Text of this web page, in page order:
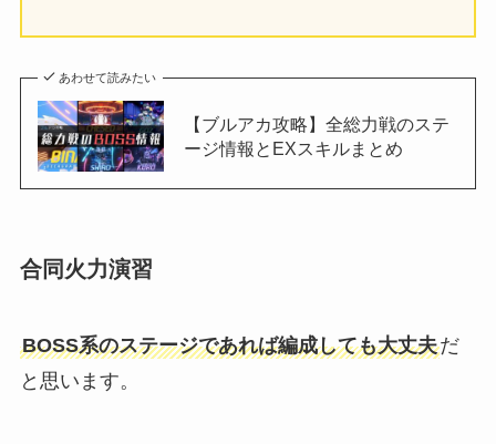
あわせて読みたい
【ブルアカ攻略】全総力戦のステ
ージ情報とEXスキルまとめ
合同火力演習
BOSS系のステージであれば編成しても大丈夫だ
と思います。